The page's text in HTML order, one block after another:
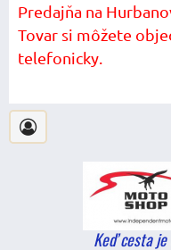
Predajňa na
Tovar si môžete
telefonicky.
Keď cesta je